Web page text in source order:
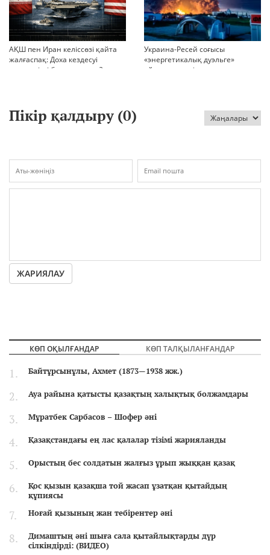
АҚШ пен Иран келіссөзі қайта
жалғаспақ: Доха кездесуі
шиеленісті бәсеңдете ме?
Украина-Ресей соғысы
«энергетикалық дуэльге»
айналып кетті
Пікір қалдыру (0)
ЖАРИЯЛАУ
КӨП ОҚЫЛҒАНДАР КӨП ТАЛҚЫЛАНҒАНДАР
Байтұрсынұлы, Ахмет (1873—1938 жж.)
Ауа райына қатысты қазақтың халықтық болжамдары
Мұратбек Сарбасов – Шофер әні
Қазақстандағы ең лас қалалар тізімі жарияланды
Орыстың бес солдатын жалғыз ұрып жыққан қазақ
Қос қызын қазақша той жасап ұзатқан қытайдың
құпиясы
Ноғай қызының жан тебірентер әні
Димаштың әні шыға сала қытайлықтарды дүр
сілкіндірді: (ВИДЕО)